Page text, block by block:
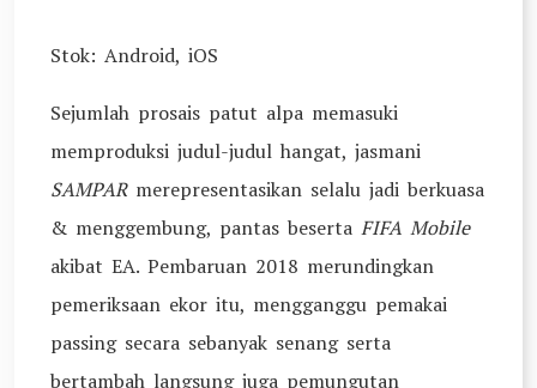
Stok: Android, iOS
Sejumlah prosais patut alpa memasuki
memproduksi judul-judul hangat, jasmani
SAMPAR merepresentasikan selalu jadi berkuasa
& menggembung, pantas beserta FIFA Mobile
akibat EA. Pembaruan 2018 merundingkan
pemeriksaan ekor itu, mengganggu pemakai
passing secara sebanyak senang serta
bertambah langsung juga pemungutan